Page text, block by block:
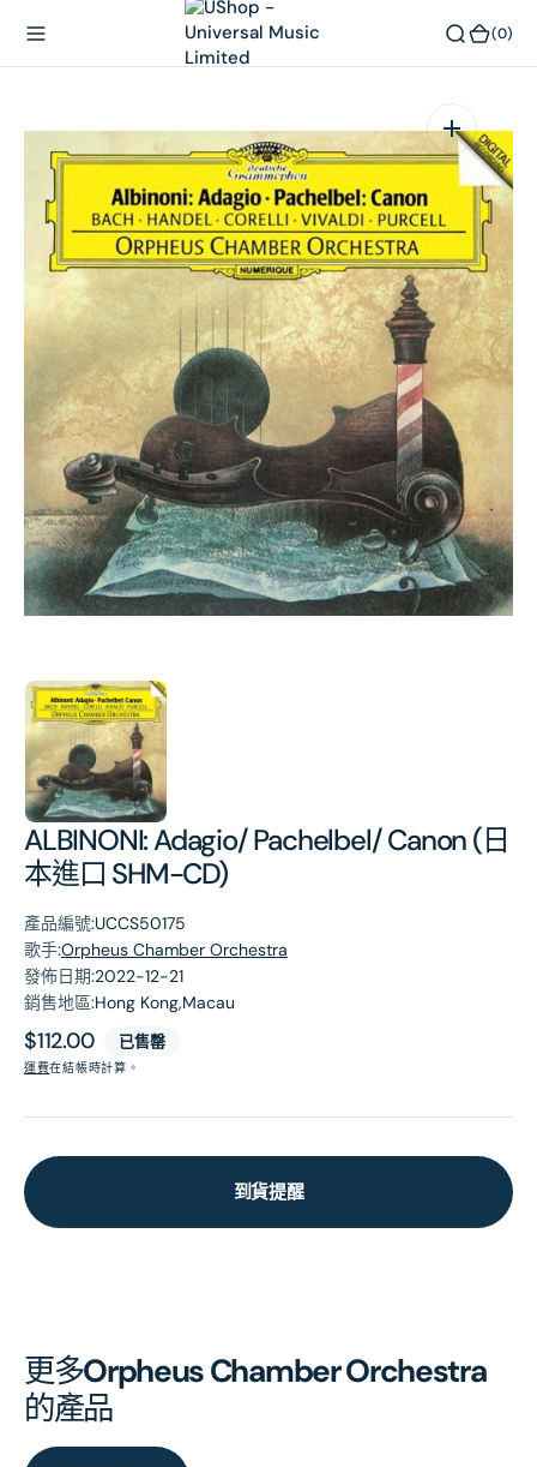
(0)
ALBINONI: Adagio/ Pachelbel/ Canon (日
本進口 SHM-CD)
產品編號:UCCS50175
歌手:Orpheus Chamber Orchestra
發佈日期:2022-12-21
銷售地區:Hong Kong,Macau
原
價
$112.00 已售罄
運費在結帳時計算。
到貨提醒
在
相
簿
開
啟
第
1
張
更多Orpheus Chamber Orchestra
的產品